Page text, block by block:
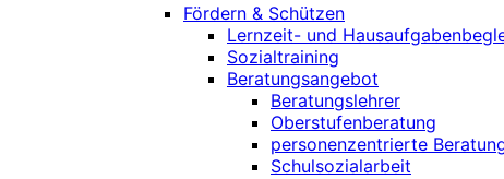
Fördern & Schützen
Lernzeit- und
Sozialtraining
Beratungsangebot
Beratungslehrer
Oberstufenberatung
personenzentrierte
Schulsozialarbeit